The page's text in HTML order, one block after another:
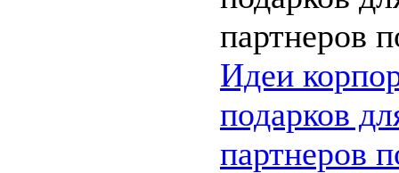
Идеи
подарков
партнеров